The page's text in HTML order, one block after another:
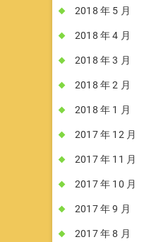
2018 年 5 月
2018 年 4 月
2018 年 3 月
2018 年 2 月
2018 年 1 月
2017 年 12 月
2017 年 11 月
2017 年 10 月
2017 年 9 月
2017 年 8 月